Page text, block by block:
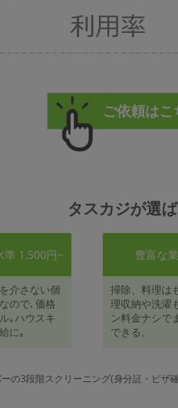
タスカジが選
準 1,500円~
介さない個
ので､価格
｡ハウスキ
に｡
豊富な
掃除、料理は
理収納や洗濯
ン料金ナシで
できる。
の3段階スクリーニング(身分証・ビ